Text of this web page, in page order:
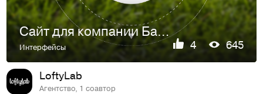
Сайт для компании Башагродрон
Интерфейсы 4 645
LoftyLab
Агентство, 1 соавтор